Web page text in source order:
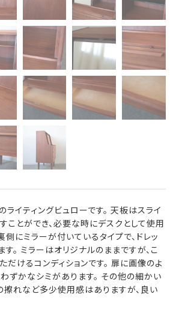
ライティングビュローです。 天板はスライ
ことができ、必要な時にデスクとして使用
側にミラーが付いているタイプで、ドレッ
。 ミラーはオリジナルのままですが、こ
だけるコンディションです。 扉に画像のよ
ずかなシミがあります。 その他の細かい
擦れなど多少使用感はありますが、良い